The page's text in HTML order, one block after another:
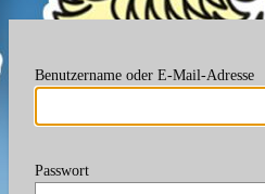
Benutzername oder E-Mail-Adresse
Passwort